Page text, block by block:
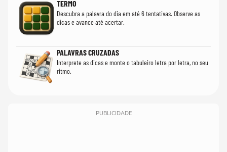
TERMO
Descubra a palavra do dia em até 6 tentativas. Observe as
dicas e avance até acertar.
PALAVRAS CRUZADAS
Interprete as dicas e monte o tabuleiro letra por letra, no seu
ritmo.
PUBLICIDADE